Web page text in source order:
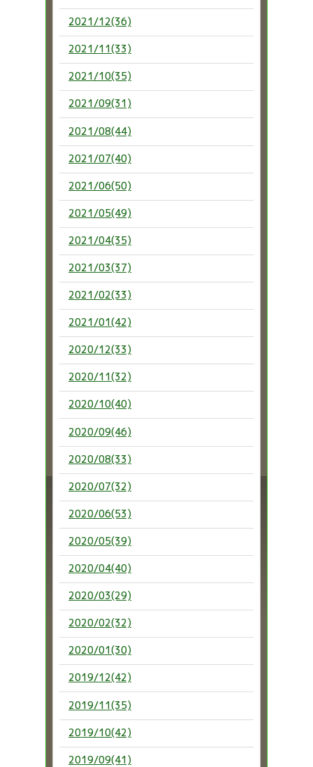
2021/12(36)
2021/11(33)
2021/10(35)
2021/09(31)
2021/08(44)
2021/07(40)
2021/06(50)
2021/05(49)
2021/04(35)
2021/03(37)
2021/02(33)
2021/01(42)
2020/12(33)
2020/11(32)
2020/10(40)
2020/09(46)
2020/08(33)
2020/07(32)
2020/06(53)
2020/05(39)
2020/04(40)
2020/03(29)
2020/02(32)
2020/01(30)
2019/12(42)
2019/11(35)
2019/10(42)
2019/09(41)